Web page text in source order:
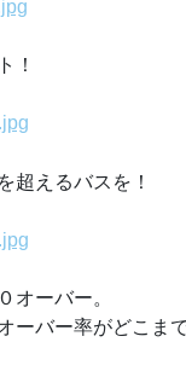
！
超えるバスを！
オーバー。
ーバー率がどこま